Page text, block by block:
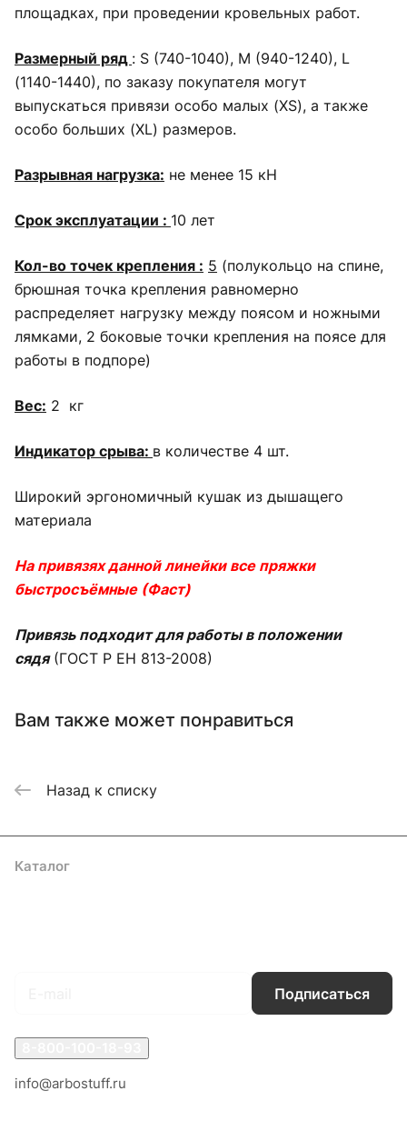
площадках, при проведении кровельных работ.
Размерный ряд : S (740-1040), M (940-1240), L
(1140-1440), по заказу покупателя могут
выпускаться привязи особо малых (XS), а также
особо больших (XL) размеров.
Разрывная нагрузка: не менее 15 кН
Срок эксплуатации : 10 лет
Кол-во точек крепления : 5 (полукольцо на спине,
брюшная точка крепления равномерно
распределяет нагрузку между поясом и ножными
лямками, 2 боковые точки крепления на поясе для
работы в подпоре)
Вес: 2 кг
Индикатор срыва: в количестве 4 шт.
Широкий эргономичный кушак из дышащего
материала
На привязях данной линейки все пряжки
быстросъёмные (Фаст)
Привязь подходит для работы в положении
сядя(ГОСТ Р ЕН 813-2008)
Вам также может понравиться
Назад к списку
Каталог
Подписаться
info@arbostuff.ru